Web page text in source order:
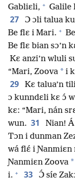
Gabliɛli, + Galile
27 Ɔ ɔli talua
Be flɛ i Mari. +
Be flɛ bian sɔ’n
Kɛ anzi’n wluli
“Mari, Zoova * i
29
Kɛ talua’n
ɔ kunndɛli kɛ ɔ́
kɛ: “Mari, nán
wun. 31 Nian!
Tɔn i dunman
wá flɛ́ i Ɲanmiɛn
Ɲanmiɛn Zoova *
i. + 33
Ɔ́ síe